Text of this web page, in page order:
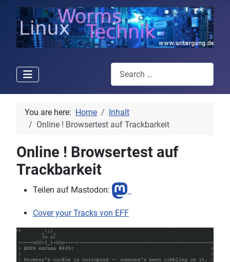
Search
You are here: Home
Inhalt
Online ! Browsertest auf Trackbarkeit
Online ! Browsertest auf
Trackbarkeit
Teilen auf Mastodon:
Cover your Tracks von EFF